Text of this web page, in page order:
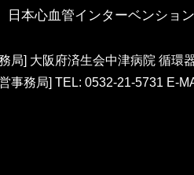
日本心血管インターベンショ
局] 大阪府済生会中津病院 循環
事務局] TEL: 0532-21-5731 E-